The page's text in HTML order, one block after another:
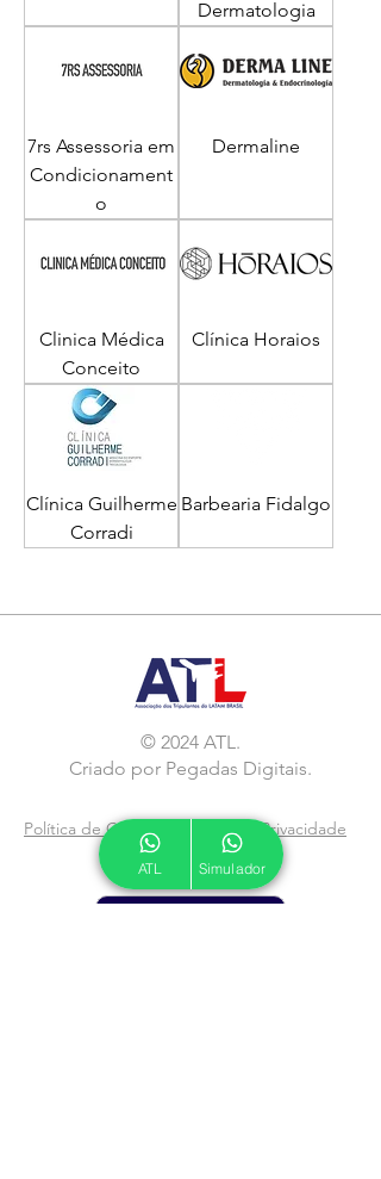
Dermatologia
7rs Assessoria em
Condicionament
o
Dermaline
Clinica Médica
Conceito
Clínica Horaios
Clínica Guilherme
Corradi
Barbearia Fidalgo
© 2024 ATL.
Criado por Pegadas Digitais.
Política de Cookies Política de Privacidade
ATL Simulador